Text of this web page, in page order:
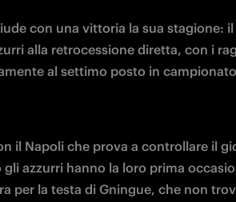
con una vittoria la sua stagione: il
alla retrocessione diretta, con i
al settimo posto in
il Napoli che prova a controllare il
azzurri hanno la loro prima
per la testa di Gningue, che non